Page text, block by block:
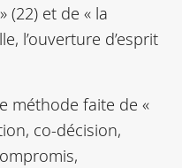
(22) et de « la
l’ouverture d’esprit
méthode faite de «
co-décision,